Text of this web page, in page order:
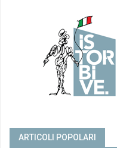
ARTICOLI POPOLARI